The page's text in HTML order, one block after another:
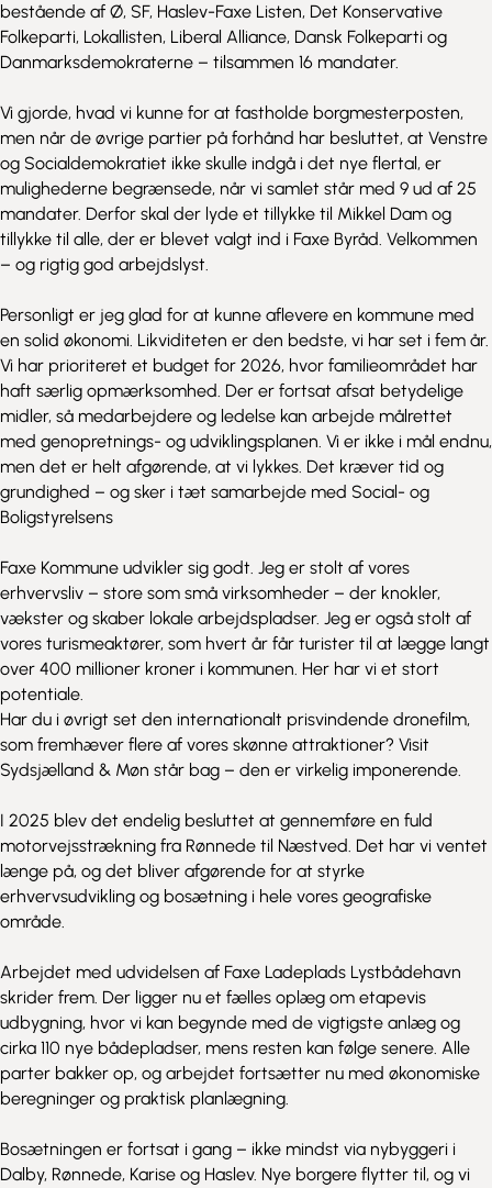
bestående af Ø, SF, Haslev-Faxe Listen, Det Konservative
Folkeparti, Lokallisten, Liberal Alliance, Dansk Folkeparti og
Danmarksdemokraterne – tilsammen 16 mandater.
Vi gjorde, hvad vi kunne for at fastholde borgmesterposten,
men når de øvrige partier på forhånd har besluttet, at Venstre
og Socialdemokratiet ikke skulle indgå i det nye flertal, er
mulighederne begrænsede, når vi samlet står med 9 ud af 25
mandater. Derfor skal der lyde et tillykke til Mikkel Dam og
tillykke til alle, der er blevet valgt ind i Faxe Byråd. Velkommen
– og rigtig god arbejdslyst.
Personligt er jeg glad for at kunne aflevere en kommune med
en solid økonomi. Likviditeten er den bedste, vi har set i fem år.
Vi har prioriteret et budget for 2026, hvor familieområdet har
haft særlig opmærksomhed. Der er fortsat afsat betydelige
midler, så medarbejdere og ledelse kan arbejde målrettet
med genopretnings- og udviklingsplanen. Vi er ikke i mål endnu,
men det er helt afgørende, at vi lykkes. Det kræver tid og
grundighed – og sker i tæt samarbejde med Social- og
Boligstyrelsens
Faxe Kommune udvikler sig godt. Jeg er stolt af vores
erhvervsliv – store som små virksomheder – der knokler,
vækster og skaber lokale arbejdspladser. Jeg er også stolt af
vores turismeaktører, som hvert år får turister til at lægge langt
over 400 millioner kroner i kommunen. Her har vi et stort
potentiale.
Har du i øvrigt set den internationalt prisvindende dronefilm,
som fremhæver flere af vores skønne attraktioner? Visit
Sydsjælland & Møn står bag – den er virkelig imponerende.
I 2025 blev det endelig besluttet at gennemføre en fuld
motorvejsstrækning fra Rønnede til Næstved. Det har vi ventet
længe på, og det bliver afgørende for at styrke
erhvervsudvikling og bosætning i hele vores geografiske
område.
Arbejdet med udvidelsen af Faxe Ladeplads Lystbådehavn
skrider frem. Der ligger nu et fælles oplæg om etapevis
udbygning, hvor vi kan begynde med de vigtigste anlæg og
cirka 110 nye bådepladser, mens resten kan følge senere. Alle
parter bakker op, og arbejdet fortsætter nu med økonomiske
beregninger og praktisk planlægning.
Bosætningen er fortsat i gang – ikke mindst via nybyggeri i
Dalby, Rønnede, Karise og Haslev. Nye borgere flytter til, og vi